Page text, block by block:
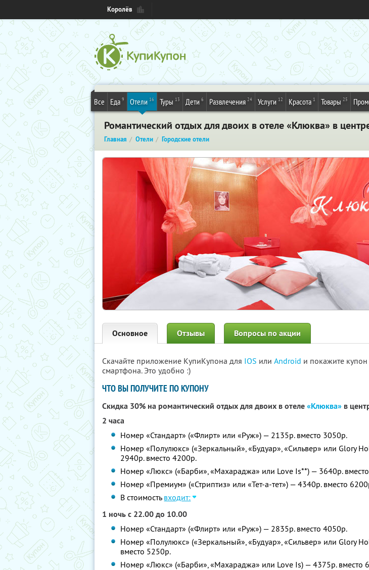
Королёв
Все Еда 9 Отели 16 Туры 13 Дети 6 Развлечения 24 Услуги 12 Красота 1 Товары 25
Романтический отдых для двоих в отеле «Клюква» в
Главная Отели Городские отели
Основное Отзывы Вопросы по акции
Скачайте приложение КупиКупона для IOS или Android и покажите купон
смартфона. Это удобно :)
ЧТО ВЫ ПОЛУЧИТЕ ПО КУПОНУ
Скидка 30% на романтический отдых для двоих в отеле«Клюква» в
2 часа
Номер «Стандарт» («Флирт» или «Руж») — 2135р. вместо 3050р.
Номер «Полулюкс» («Зеркальный», «Будуар», «Сильвер» или Glory
2940р. вместо 4200р.
Номер «Люкс» («Барби», «Махараджа» или Love Is**) — 3640р.
Номер «Премиум» («Стриптиз» или «Тет-а-тет») — 4340р. вместо
В стоимость входит:
1 ночь с 22.00 до 10.00
Номер «Стандарт» («Флирт» или «Руж») — 2835р. вместо 4050р.
Номер «Полулюкс» («Зеркальный», «Будуар», «Сильвер» или Glory
вместо 5250р.
Номер «Люкс» («Барби», «Махараджа» или Love Is) — 4375р. вместо